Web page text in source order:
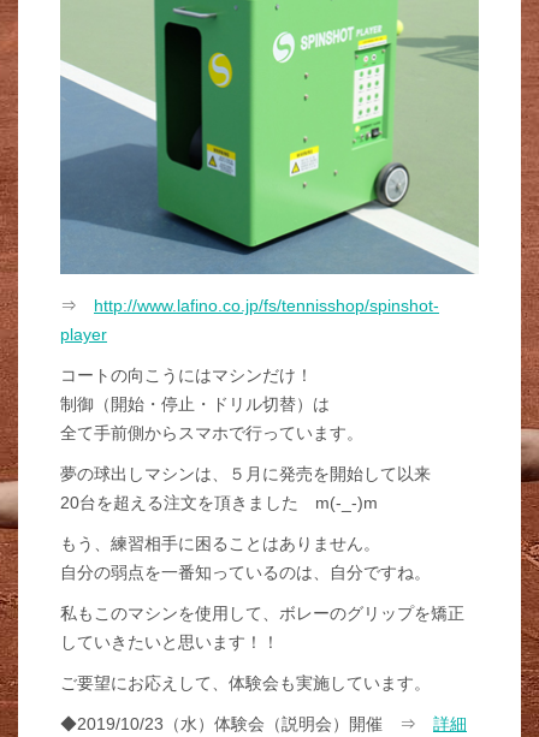
⇒ http://www.lafino.co.jp/fs/tennisshop/spinshot-
player
コートの向こうにはマシンだけ！
制御（開始・停止・ドリル切替）は
全て手前側からスマホで行っています。
夢の球出しマシンは、５月に発売を開始して以来
20台を超える注文を頂きました m(-_-)m
もう、練習相手に困ることはありません。
自分の弱点を一番知っているのは、自分ですね。
私もこのマシンを使用して、ボレーのグリップを矯正
していきたいと思います！！
ご要望にお応えして、体験会も実施しています。
◆2019/10/23（水）体験会（説明会）開催 ⇒ 詳細